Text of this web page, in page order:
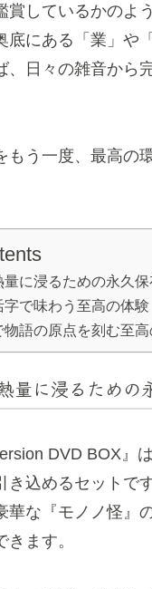
賞しているかのよ
底にある「業」や
、日々の雑音から
もう一度、最高
に浸るための永久保
で味わう至高の体験
物語の原点を刻む至
量に浸るための
DVD BOX
き込めるセットで
華な『モノノ怪』
ます。